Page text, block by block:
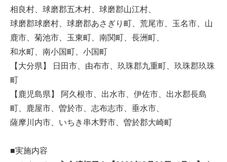
相良村、球磨郡五木村、球磨郡山江村、
球磨郡球磨村、球磨郡あさぎり町、荒尾市、玉名市、山
鹿市、菊池市、玉東町、南関町、長洲町、
和水町、南小国町、小国町
【大分県】 日田市、由布市、玖珠郡九重町、玖珠郡玖珠
町
【鹿児島県】 阿久根市、出水市、伊佐市、出水郡長島
町、鹿屋市、曽於市、志布志市、垂水市、
薩摩川内市、いちき串木野市、曽於郡大崎町
■実施内容